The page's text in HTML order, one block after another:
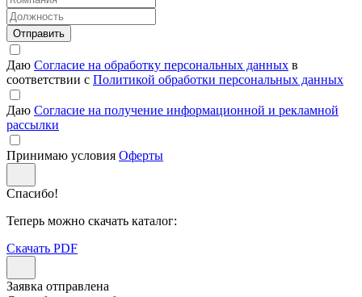
Отправить
Даю Согласие на обработку персональных данных в
соответствии с Политикой обработки персональных данных
Даю Согласие на получение информационной и рекламной
рассылки
Принимаю условия Оферты
Спасибо!
Теперь можно скачать каталог:
Скачать PDF
Заявка отправлена